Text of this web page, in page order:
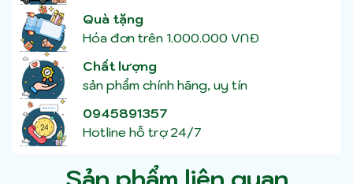
Quà tặng
Hóa đơn trên 1.000.000 VNĐ
Chất lượng
sản phẩm chính hãng, uy tín
0945891357
Hotline hỗ trợ 24/7